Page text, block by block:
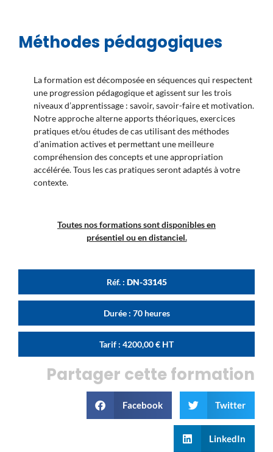
Méthodes pédagogiques
La formation est décomposée en séquences qui respectent
une progression pédagogique et agissent sur les trois
niveaux d’apprentissage : savoir, savoir-faire et motivation.
Notre approche alterne apports théoriques, exercices
pratiques et/ou études de cas utilisant des méthodes
d’animation actives et permettant une meilleure
compréhension des concepts et une appropriation
accélérée. Tous les cas pratiques seront adaptés à votre
contexte.
Toutes nos formations sont disponibles en
présentiel ou en distanciel.
Réf. : DN-33145
Durée : 70 heures
Tarif : 4200,00€ HT
Partager cette formation
Facebook Twitter
LinkedIn